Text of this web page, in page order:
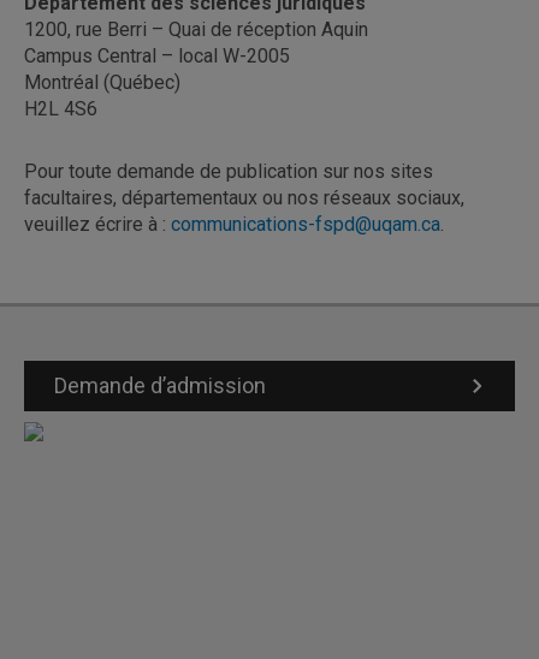
1200, rue Berri – Quai de réception Aquin
Campus Central – local W-2005
Montréal (Québec)
H2L 4S6
Pour toute demande de publication sur nos sites
facultaires, départementaux ou nos réseaux sociaux,
veuillez écrire à : communications-fspd@uqam.ca.
Demande d’admission